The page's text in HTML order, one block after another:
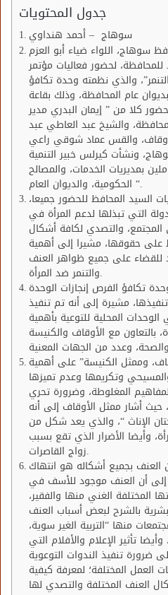
جدول المحتويات
سوهاج، اللواء ضياء أبو العزم
للمحافظة، لحضور فعاليات مؤتمر
والذي نظمته وحدة تكافؤ
عام المحافظة، وذلك بقاعة
كلا من ” إيمان البدري مدير
والشيخ عبد العاطي عبد
والقس عماد شوقي راعي
ونشأت كيرلس خبير التنمية
بمديريات الخدمات، والمصالح
الحكومية، والديوان العام “.
السيد المحافظ للحضور جميعا،
التي تبذلها لدعم المرأة في
والتصدي لكافة أشكال
على حقوقها، مشيرا إلى أهمية
للقضاء على جميع ظواهر العنف
والتنمر ضد المرأة.
تكافؤ الفرص إنجازات الوحدة
مشيرة إلى أنه تم تنفيذ
المحلية للتوعية بأهمية
بالتعاون مع الأوقاف والكنيسة
وممثل الكنيسة” على أهمية
وتكريمها وعدم تميزها
المغلوطة، وضرورة تحري
أشار ممثل الأوقاف إلى أنه
الإناث “، والذي يعد شكل من
وأيضا الأضرار الذي تقع بسبب
زواج القاصرات.
بجميع أشكاله هو انتهاك
إلى أن العنف موجود للأسف في
المختلفة الغني منها والفقير،
بالشرح لبعض أسباب العنف
منها “التربية الغير سوية،
وأيضا تأثير الإعلام والأفلام التي
ضرورة تنفيذ الندوات التوعوية
العمل المختلفة؛ لمعرفة كيفية